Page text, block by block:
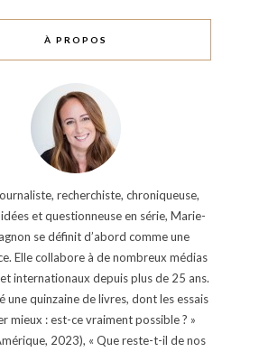
À PROPOS
recherchiste, chroniqueuse,
et questionneuse en série, Marie-
se définit d’abord comme une
Elle collabore à de nombreux médias
internationaux depuis plus de 25 ans.
une quinzaine de livres, dont les essais
mieux : est-ce vraiment possible ? »
2023), « Que reste-t-il de nos